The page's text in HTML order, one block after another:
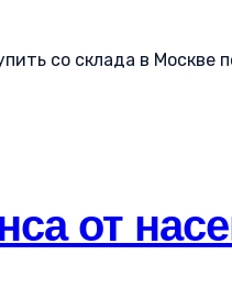
со склада в Москве
от